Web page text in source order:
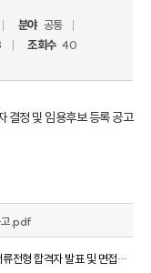
분야 공통
조회수 40
정 및 임용후보 등록 공고
고.pdf
2020년 제7회 직원 공개경쟁 채용 서류전형 합격자 발표 및 면접전형 일정 공고